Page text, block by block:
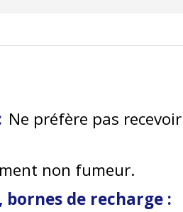
Ne préfère pas recevoir
non fumeur
de recharge :